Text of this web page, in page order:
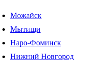
Можайск
Мытищи
Наро-Фоминск
Нижний Новгород